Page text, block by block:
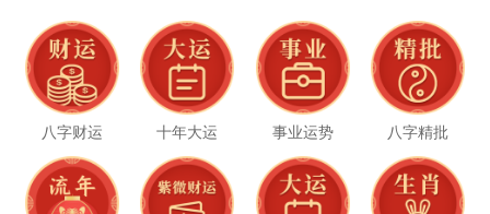
八字财运 十年大运 事业运势 八字精批